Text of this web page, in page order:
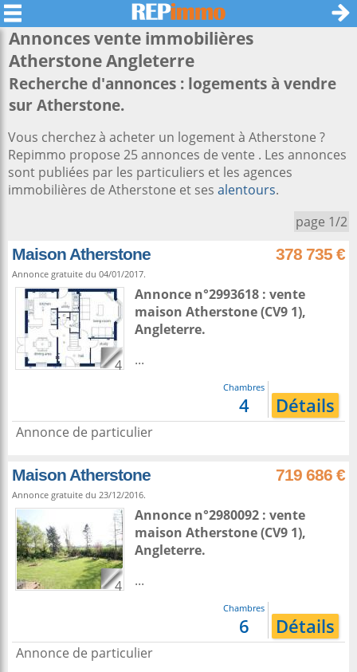
Annonces vente immobilières
AtherstoneAngleterre
Recherche d'annonces : logements à vendre
sur Atherstone.
Vous cherchez à acheter un logement à Atherstone ?
Repimmo propose 25 annonces de vente . Les annonces
sont publiées par les particuliers et les agences
immobilières de Atherstone et ses alentours.
page 1/2
Maison Atherstone 378 735 €
Annonce gratuite du 04/01/2017.
4
Annonce n°2993618 : vente
maison Atherstone(CV9 1),
Angleterre.
...
Chambres
4 Détails
Annonce de particulier
Maison Atherstone 719 686 €
Annonce gratuite du 23/12/2016.
4
Annonce n°2980092 : vente
maison Atherstone(CV9 1),
Angleterre.
...
Chambres
6 Détails
Annonce de particulier